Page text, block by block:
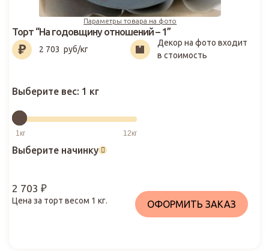
Параметры товара на фото
2 703₽
Торт “На годовщину отношений – 1”
2 703 руб/кг
Декор на фото входит
в стоимость
Выберите вес: 1 кг
Выберите начинку
2 703 ₽
Цена за торт весом 1 кг. ОФОРМИТЬ ЗАКАЗ